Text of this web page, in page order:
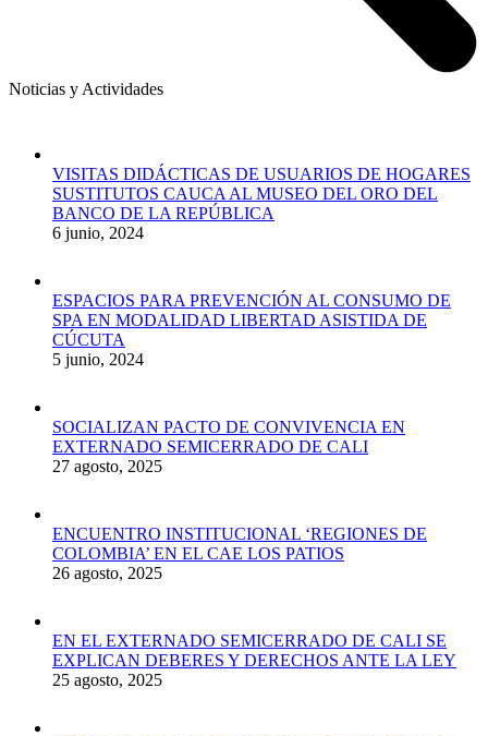
Noticias y Actividades
VISITAS DIDÁCTICAS DE USUARIOS DE HOGARES
SUSTITUTOS CAUCA AL MUSEO DEL ORO DEL
BANCO DE LA REPÚBLICA
6 junio, 2024
ESPACIOS PARA PREVENCIÓN AL CONSUMO DE
SPA EN MODALIDAD LIBERTAD ASISTIDA DE
CÚCUTA
5 junio, 2024
SOCIALIZAN PACTO DE CONVIVENCIA EN
EXTERNADO SEMICERRADO DE CALI
27 agosto, 2025
ENCUENTRO INSTITUCIONAL ‘REGIONES DE
COLOMBIA’ EN EL CAE LOS PATIOS
26 agosto, 2025
EN EL EXTERNADO SEMICERRADO DE CALI SE
EXPLICAN DEBERES Y DERECHOS ANTE LA LEY
25 agosto, 2025